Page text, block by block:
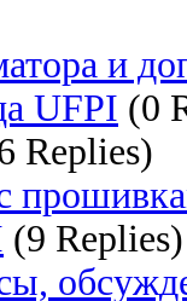
и
UFPI (0
Replies)
(9 Replies)